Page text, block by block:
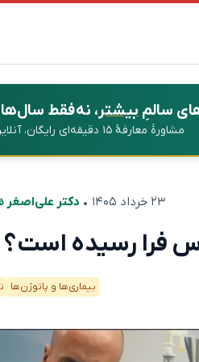
سالمِبیشتر، نه فقط
مشاورهٔ معارفهٔ ۱۵ دقیقه‌ای رایگان، آنلاین
۲۳ خرداد ۱۴۰۵ •دکتر علی‌اصغر
فرا رسیده است؟
بیماری‌ها و پاتوژن‌ها